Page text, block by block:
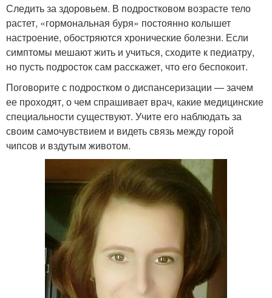
Следить за здоровьем. В подростковом возрасте тело
растет, «гормональная буря» постоянно колышет
настроение, обостряются хронические болезни. Если
симптомы мешают жить и учиться, сходите к педиатру,
но пусть подросток сам расскажет, что его беспокоит.
Поговорите с подростком о диспансеризации — зачем
ее проходят, о чем спрашивает врач, какие медицинские
специальности существуют. Учите его наблюдать за
своим самочувствием и видеть связь между горой
чипсов и вздутым животом.